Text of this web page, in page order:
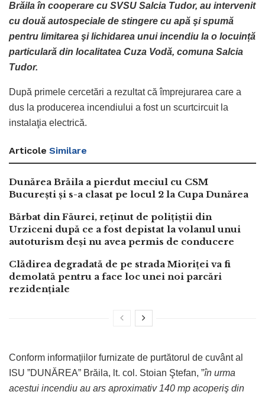
Brăila în cooperare cu SVSU Salcia Tudor, au intervenit
cu două autospeciale de stingere cu apă şi spumă
pentru limitarea şi lichidarea unui incendiu la o locuință
particulară din localitatea Cuza Vodă, comuna Salcia
Tudor.
După primele cercetări a rezultat că împrejurarea care a
dus la producerea incendiului a fost un scurtcircuit la
instalaţia electrică.
Articole Similare
Dunărea Brăila a pierdut meciul cu CSM
București și s-a clasat pe locul 2 la Cupa Dunărea
Bărbat din Făurei, reținut de polițiștii din
Urziceni după ce a fost depistat la volanul unui
autoturism deși nu avea permis de conducere
Clădirea degradată de pe strada Mioriței va fi
demolată pentru a face loc unei noi parcări
rezidențiale
Conform informațiilor furnizate de purtătorul de cuvânt al
ISU ”DUNĂREA” Brăila, lt. col. Stoian Ştefan, ”în urma
acestui incendiu au ars aproximativ 140 mp acoperiş din